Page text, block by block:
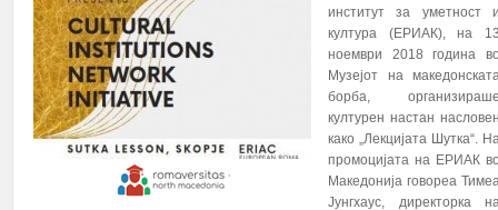
институт за уметност
култура (ЕРИАК), на
ноември 2018 година
Музејот на
борба,
културен настан
како „Лекцијата Шутка“.
промоцијата на ЕРИАК
Македонија говореа
Јунгхаус, директорка